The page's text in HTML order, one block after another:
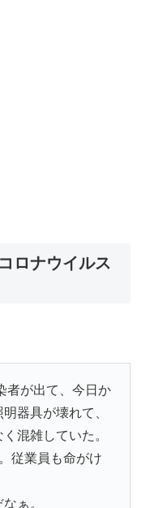
ロナウイルス
者が出て、今日か
器具が壊れて、
混雑していた。
従業員も命がけ
ぁ。